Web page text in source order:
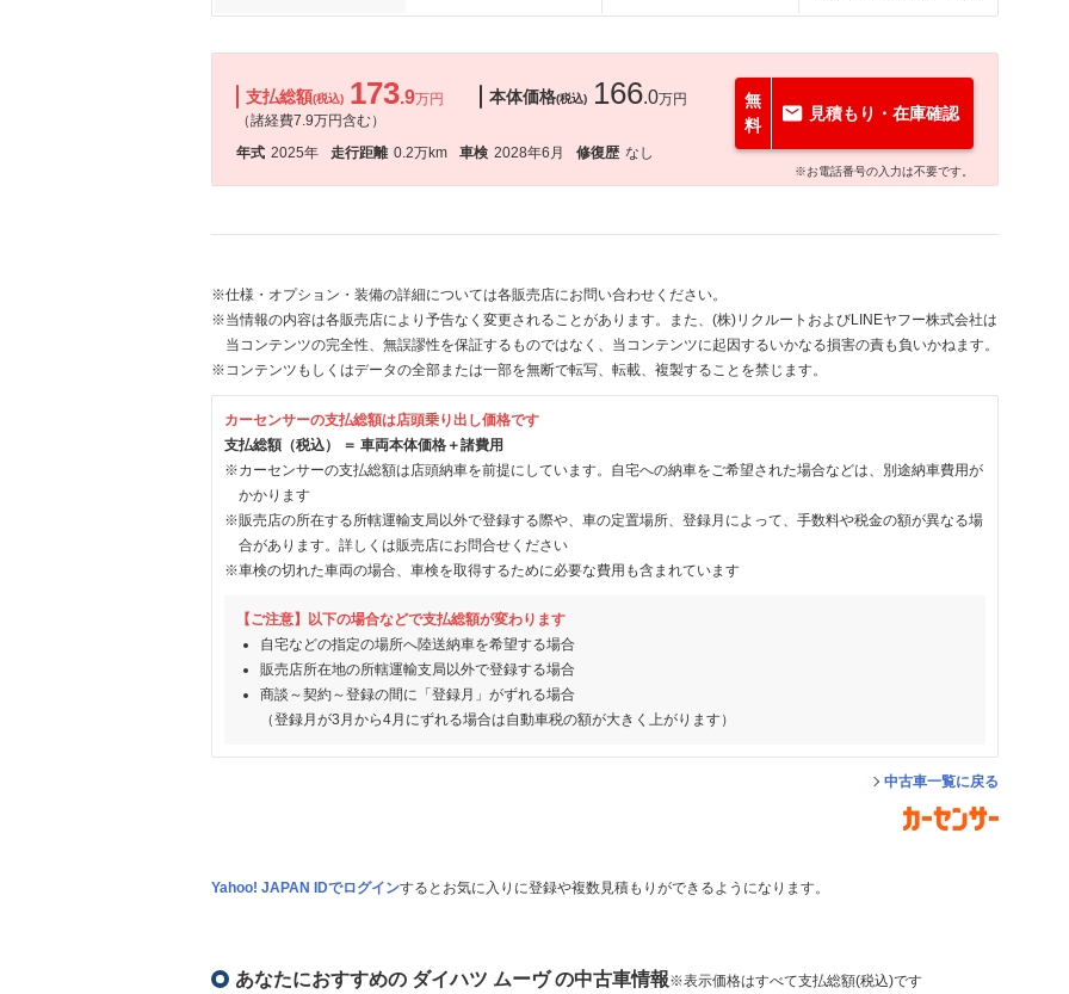
支払総額(税込) 173.9万円
（諸経費7.9万円含む）
本体価格(税込) 166.0万円
年式 2025年 走行距離 0.2万km 車検 2028年6月 修復歴 なし
無
料
見積もり・在庫確認
※お電話番号の入力は不要です。
※仕様・オプション・装備の詳細については各販売店にお問い合わせください。
※当情報の内容は各販売店により予告なく変更されることがあります。また、(株)リクルートおよびLINEヤフー株式会社は
当コンテンツの完全性、無誤謬性を保証するものではなく、当コンテンツに起因するいかなる損害の責も負いかねます。
※コンテンツもしくはデータの全部または一部を無断で転写、転載、複製することを禁じます。
カーセンサーの支払総額は店頭乗り出し価格です
支払総額（税込） ＝ 車両本体価格＋諸費用
※カーセンサーの支払総額は店頭納車を前提にしています。自宅への納車をご希望された場合などは、別途納車費用が
かかります
※販売店の所在する所轄運輸支局以外で登録する際や、車の定置場所、登録月によって、手数料や税金の額が異なる場
合があります。詳しくは販売店にお問合せください
※車検の切れた車両の場合、車検を取得するために必要な費用も含まれています
【ご注意】以下の場合などで支払総額が変わります
自宅などの指定の場所へ陸送納車を希望する場合
販売店所在地の所轄運輸支局以外で登録する場合
商談～契約～登録の間に「登録月」がずれる場合
（登録月が3月から4月にずれる場合は自動車税の額が大きく上がります）
中古車一覧に戻る
Yahoo! JAPAN IDでログインするとお気に入りに登録や複数見積もりができるようになります。
あなたにおすすめの ダイハツ ムーヴ の中古車情報※表示価格はすべて支払総額(税込)です